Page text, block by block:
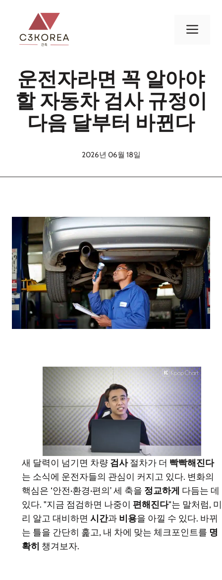
메
운전자라면 꼭 알아야
할 자동차 검사 규정이
다음 달부터 바뀐다
2026년 06월 18일
새 달력이 넘기면 차량 검사절차가 더 빡빡해진다
는 소식에 운전자들의 관심이 커지고 있다. 변화의
핵심은 ‘안전·환경·편의’ 세 축을 정교하게 다듬는 데
있다. "지금 점검하면 나중이 편해진다"는 말처럼, 미
리 알고 대비하면 시간과 비용을 아낄 수 있다. 바뀌
는 틀을 간단히 훑고, 내 차에 맞는 체크포인트를 명
확히 챙겨보자.